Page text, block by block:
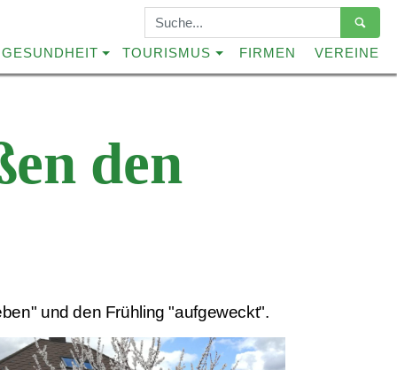
Suchbegriffe
GESUNDHEIT TOURISMUS FIRMEN VEREINE
den
und den Frühling "aufgeweckt".